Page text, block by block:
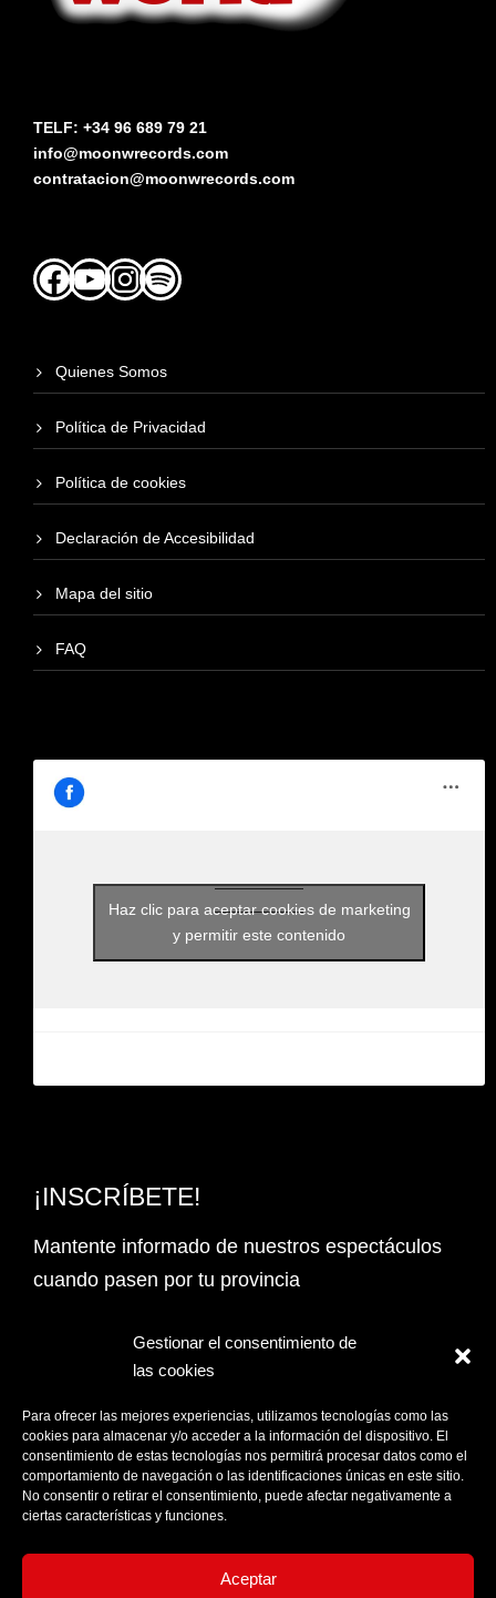
Gestionar el consentimiento de
las cookies
Para ofrecer las mejores experiencias, utilizamos tecnologías como las
cookies para almacenar y/o acceder a la información del dispositivo. El
consentimiento de estas tecnologías nos permitirá procesar datos como el
comportamiento de navegación o las identificaciones únicas en este sitio.
No consentir o retirar el consentimiento, puede afectar negativamente a
ciertas características y funciones.
Aceptar
TELF: +34 96 689 79 21
info@moonwrecords.com
contratacion@moonwrecords.com
Facebook
YouTubeInstagram
Spotify
Quienes Somos
Política de Privacidad
Política de cookies
Declaración de Accesibilidad
Mapa del sitio
FAQ
Haz clic para aceptar cookies de marketing
y permitir este contenido
¡INSCRÍBETE!
Mantente informado de nuestros espectáculos
cuando pasen por tu provincia
Email Address*
PROVINCIA
Acepto laPolítica de privacidad